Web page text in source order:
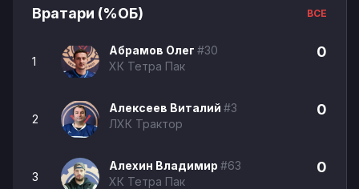
Вратари (%ОБ) ВСЕ
1
Абрамов Олег #30
ХК Тетра Пак
0
2
Алексеев Виталий #3
ЛХК Трактор
0
3
Алехин Владимир #63
ХК Тетра Пак
0